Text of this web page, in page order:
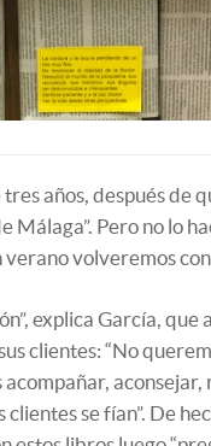
años, después de
Málaga”. Pero no lo
volveremos con
explica García,
clientes: “No
se fían”. De